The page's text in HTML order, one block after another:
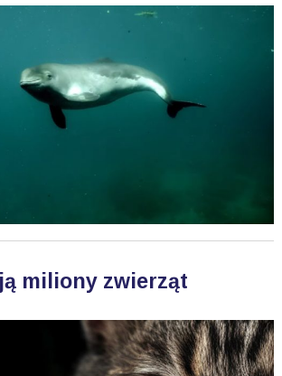
miliony zwierząt